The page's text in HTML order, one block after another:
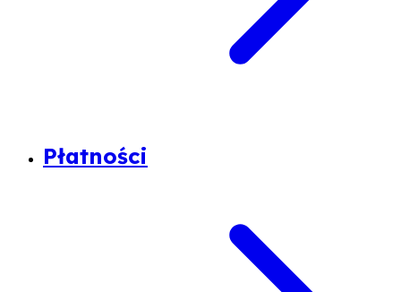
Płatności